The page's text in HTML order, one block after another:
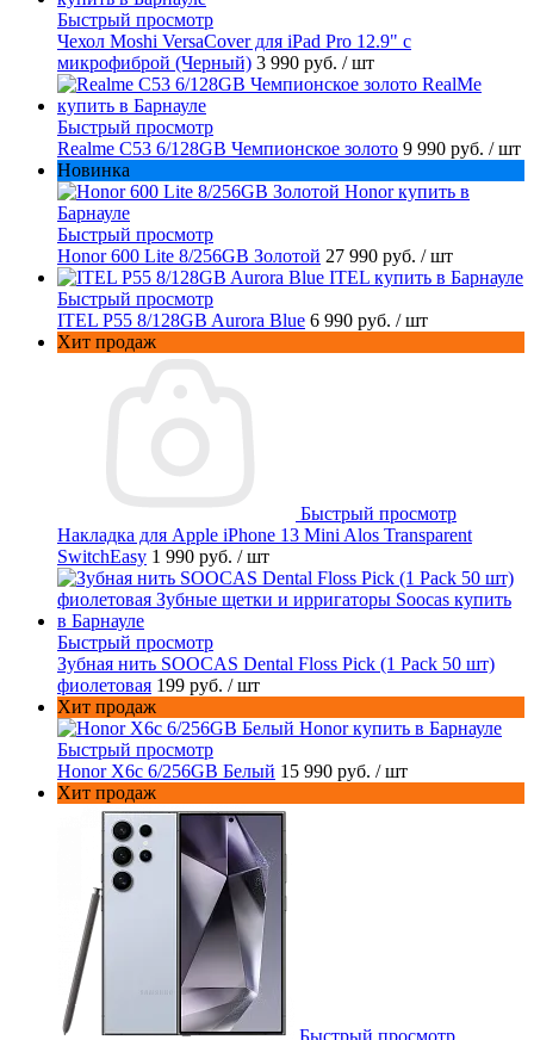
Быстрый просмотр
Чехол Moshi VersaCover для iPad Pro 12.9" с
микрофиброй (Черный) 3 990 руб. / шт
Быстрый просмотр
Realme C53 6/128GB Чемпионское золото 9 990 руб. / шт
Новинка
Быстрый просмотр
Honor 600 Lite 8/256GB Золотой 27 990 руб. / шт
Быстрый просмотр
ITEL P55 8/128GB Aurora Blue 6 990 руб. / шт
Хит продаж
Быстрый просмотр
Накладка для Apple iPhone 13 Mini Alos Transparent
SwitchEasy 1 990 руб. / шт
Быстрый просмотр
Зубная нить SOOCAS Dental Floss Pick (1 Pack 50 шт)
фиолетовая 199 руб. / шт
Хит продаж
Быстрый просмотр
Honor X6c 6/256GB Белый 15 990 руб. / шт
Хит продаж